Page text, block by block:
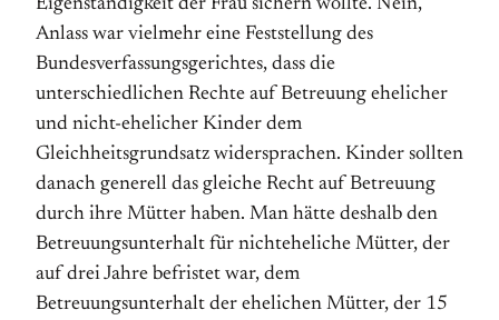
Eigenständigkeit der Frau sichern wollte. Nein,
Anlass war vielmehr eine Feststellung des
Bundesverfassungsgerichtes, dass die
unterschiedlichen Rechte auf Betreuung ehelicher
und nicht-ehelicher Kinder dem
Gleichheitsgrundsatz widersprachen. Kinder sollten
danach generell das gleiche Recht auf Betreuung
durch ihre Mütter haben. Man hätte deshalb den
Betreuungsunterhalt für nichteheliche Mütter, der
auf drei Jahre befristet war, dem
Betreuungsunterhalt der ehelichen Mütter, der 15